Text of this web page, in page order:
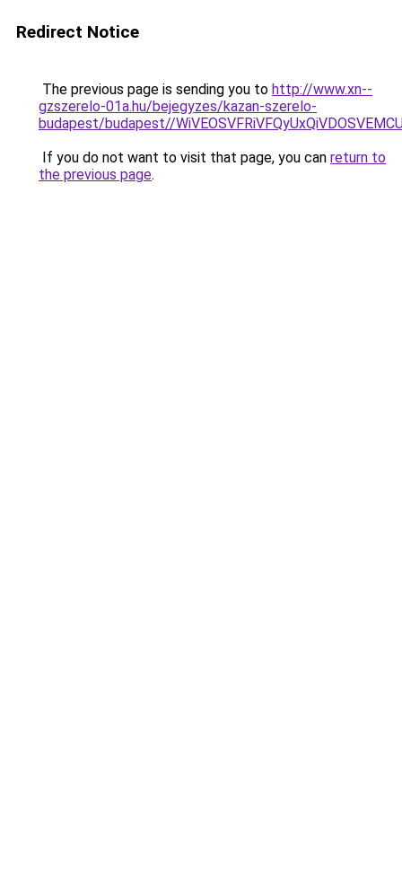
Redirect Notice
The previous page is sending you to http://www.xn--
gzszerelo-01a.hu/bejegyzes/kazan-szerelo-
budapest/budapest//
If you do not want to visit that page, you can return to
the previous page.